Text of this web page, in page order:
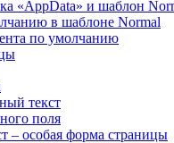
«AppData» и шаблон
в шаблоне Normal
по умолчанию
текст
поля
– особая форма страницы